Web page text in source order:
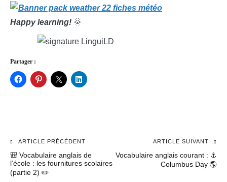
Happy learning! 🌞
Partager :
Navigation
de
ARTICLE PRÉCÉDENT
🎒 Vocabulaire anglais de
l’école : les fournitures scolaires
(partie 2) ✏️
ARTICLE SUIVANT
Vocabulaire anglais courant : ⚓️
Columbus Day 🌎